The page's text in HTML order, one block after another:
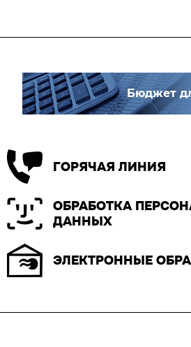
Бюджет
ГОРЯЧАЯ ЛИНИЯ
ОБРАБОТКА
ДАННЫХ
ЭЛЕКТРОННЫЕ